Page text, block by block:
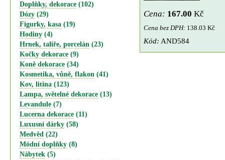
Doplňky, dekorace (102)
Dózy (29)
Figurky, kasa (19)
Hodiny (4)
Hrnek, talíře, porcelán (23)
Kočky dekorace (9)
Koně dekorace (34)
Kosmetika, vůně, flakon (41)
Kov, litina (123)
Lampa, světelné dekorace (13)
Levandule (7)
Lucerna dekorace (11)
Luxusní dárky (58)
Medvěd (22)
Módní doplňky (8)
Nábytek (5)
Cena: 167.00 Kč
Cena bez DPH:138.03 Kč
Kód: AND584